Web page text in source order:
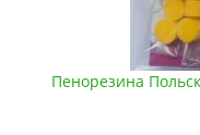
Пенорезина